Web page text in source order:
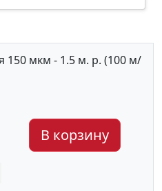
150 мкм - 1.5 м. р. (100 м/
В корзину